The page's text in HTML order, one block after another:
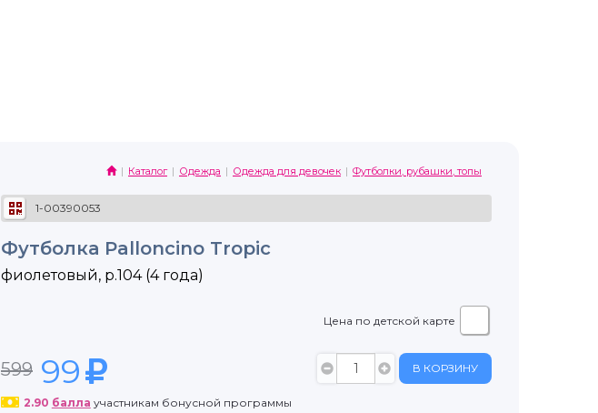
Каталог Одежда Одежда для девочек Футболки, рубашки, топы
1-00390053
Футболка Palloncino Tropic
фиолетовый, р.104 (4 года)
Цена по детской карте
599 99 В КОРЗИНУ
2.90 балла участникам бонусной программы